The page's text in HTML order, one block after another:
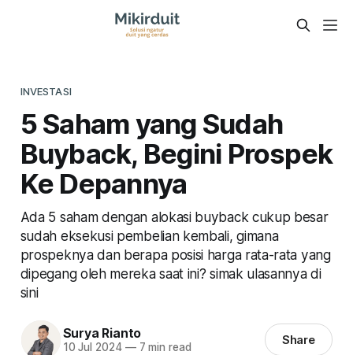
INVESTASI
5 Saham yang Sudah
Buyback, Begini Prospek
Ke Depannya
Ada 5 saham dengan alokasi buyback cukup besar
sudah eksekusi pembelian kembali, gimana
prospeknya dan berapa posisi harga rata-rata yang
dipegang oleh mereka saat ini? simak ulasannya di
sini
Surya Rianto
10 Jul 2024 —7 min read Share